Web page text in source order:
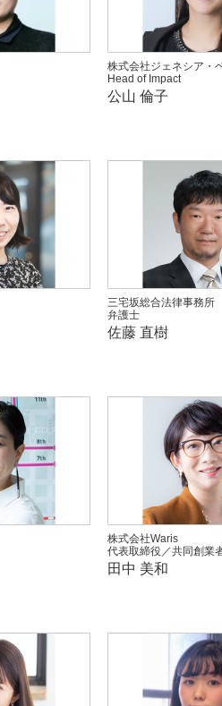
株式会社ジェネシア・
Head of Impact
公山 倫子
三宅坂総合法律事務所
弁護士
佐藤 直樹
株式会社Waris
代表取締役／共同創業
田中 美和